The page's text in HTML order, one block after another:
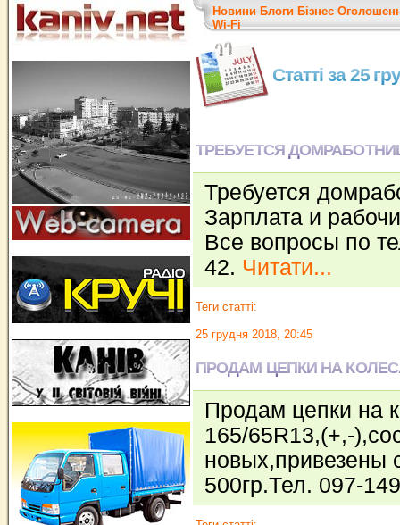
Новини Блоги Бізнес
Wi-Fi
Статті за 25
ТРЕБУЕТСЯ
Требуется
Зарплата и
Все вопросы по
42. Читати...
Теги статті:
25 грудня 2018, 20:45
ПРОДАМ ЦЕПКИ НА
Продам цепки на
165/65R13,(+,-
новых,привезены
500гр.Тел. 097-